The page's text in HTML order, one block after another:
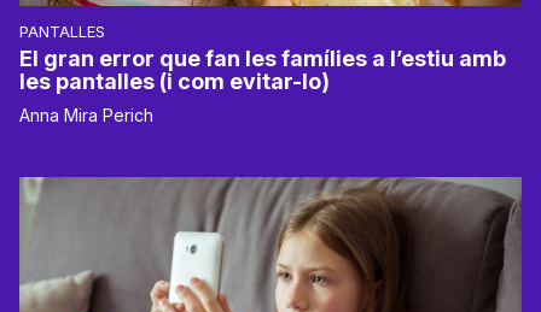
PANTALLES
El gran error que fan les famílies a l’estiu amb
les pantalles (i com evitar-lo)
Anna Mira Perich